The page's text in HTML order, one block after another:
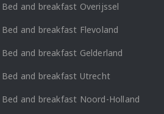
Bed and breakfast Overijssel
Bed and breakfast Flevoland
Bed and breakfast Gelderland
Bed and breakfast Utrecht
Bed and breakfast Noord-Holland